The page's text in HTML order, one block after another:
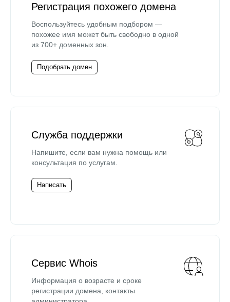
Регистрация похожего домена
Воспользуйтесь удобным подбором —
похожее имя может быть свободно в одной
из 700+ доменных зон.
Подобрать домен
Служба поддержки
Напишите, если вам нужна помощь или
консультация по услугам.
Написать
Сервис Whois
Информация о возрасте и сроке
регистрации домена, контакты